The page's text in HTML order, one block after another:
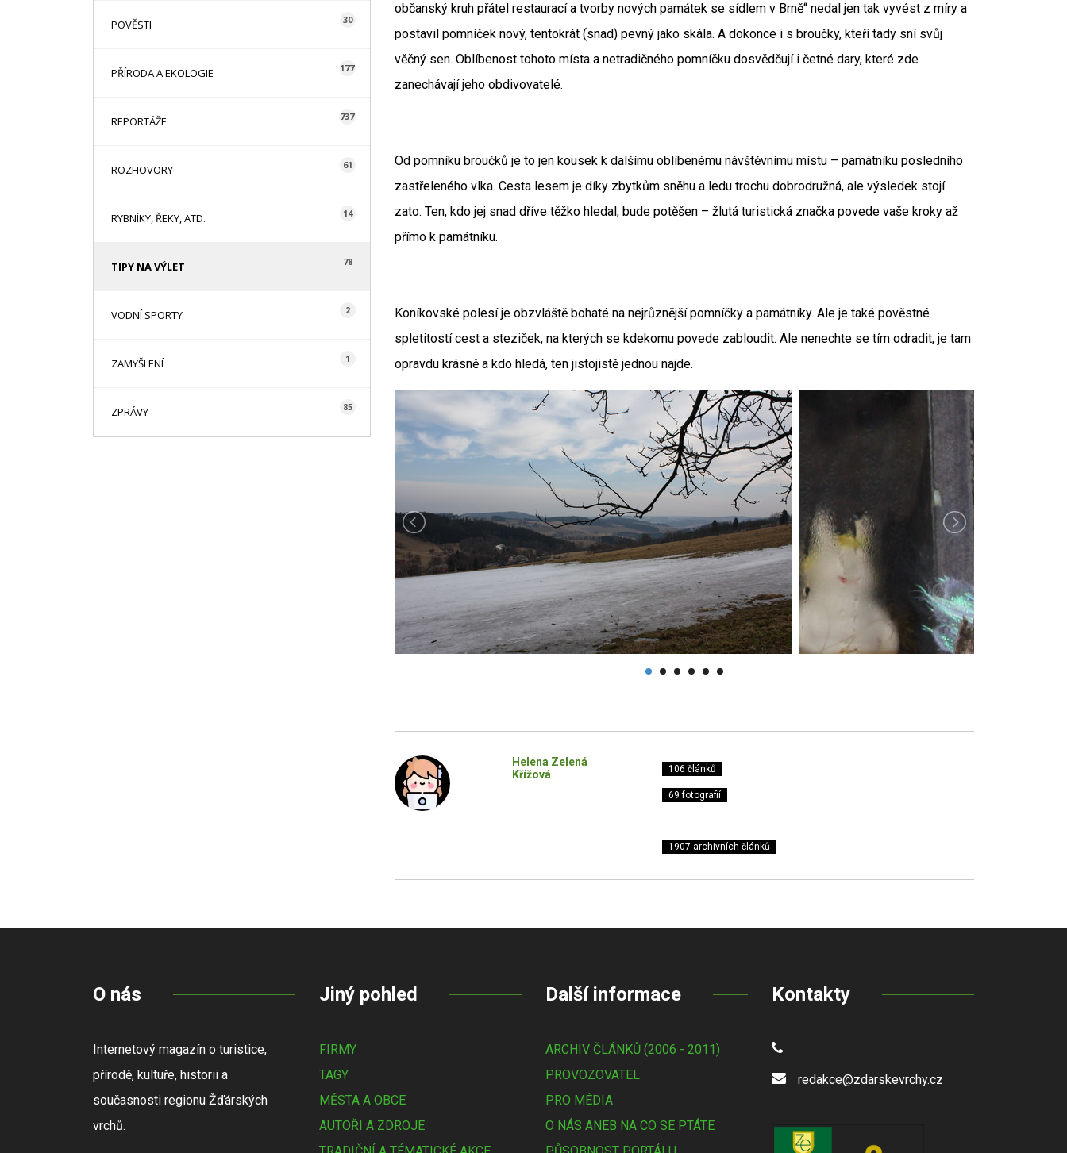
POVĚSTI 30
PŘÍRODA A EKOLOGIE 177
REPORTÁŽE 737
ROZHOVORY 61
RYBNÍKY, ŘEKY, ATD. 14
TIPY NA VÝLET 78
VODNÍ SPORTY 2
ZAMYŠLENÍ 1
ZPRÁVY 85
občanský kruh přátel restaurací a tvorby nových památek se sídlem v Brně“ nedal jen tak vyvést z míry a
postavil pomníček nový, tentokrát (snad) pevný jako skála. A dokonce i s broučky, kteří tady sní svůj
věčný sen. Oblíbenost tohoto místa a netradičného pomníčku dosvědčují i četné dary, které zde
zanechávají jeho obdivovatelé.
Od pomníku broučků je to jen kousek k dalšímu oblíbenému návštěvnímu místu – památníku posledního
zastřeleného vlka. Cesta lesem je díky zbytkům sněhu a ledu trochu dobrodružná, ale výsledek stojí
zato. Ten, kdo jej snad dříve těžko hledal, bude potěšen – žlutá turistická značka povede vaše kroky až
přímo k památníku.
Koníkovské polesí je obzvláště bohaté na nejrůznější pomníčky a památníky. Ale je také pověstné
spletitostí cest a steziček, na kterých se kdekomu povede zabloudit. Ale nenechte se tím odradit, je tam
opravdu krásně a kdo hledá, ten jistojistě jednou najde.
Helena Zelená
Křížová
106 článků
69 fotografií
1907 archivních článků
O nás
Internetový magazín o turistice,
přírodě, kultuře, historii a
současnosti regionu Žďárských
vrchů.
Jiný pohled
FIRMY
TAGY
MĚSTA A OBCE
AUTOŘI A ZDROJE
Další informace
ARCHIV ČLÁNKŮ (2006 - 2011)
PROVOZOVATEL
PRO MÉDIA
O NÁS ANEB NA CO SE PTÁTE
Kontakty
redakce@zdarskevrchy.cz